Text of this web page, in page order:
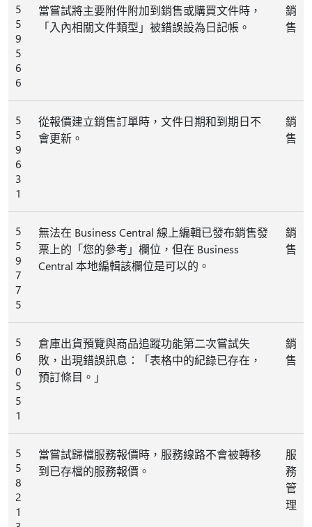
5
5
9
5
6
6
當嘗試將主要附件附加到銷售或購買文件時，
「入內相關文件類型」被錯誤設為日記帳。
銷
售
5
5
9
6
3
1
從報價建立銷售訂單時，文件日期和到期日不
會更新。
銷
售
5
5
9
7
7
5
無法在 Business Central 線上編輯已發布銷售發
票上的「您的參考」欄位，但在 Business
Central 本地編輯該欄位是可以的。
銷
售
5
6
0
5
5
1
倉庫出貨預覽與商品追蹤功能第二次嘗試失
敗，出現錯誤訊息：「表格中的紀錄已存在，
預訂條目。」
銷
售
5
5
8
2
1
當嘗試歸檔服務報價時，服務線路不會被轉移
到已存檔的服務報價。
服
務
管
理